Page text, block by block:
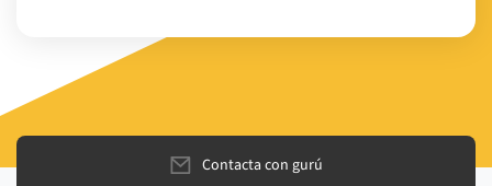
Contacta con gurú